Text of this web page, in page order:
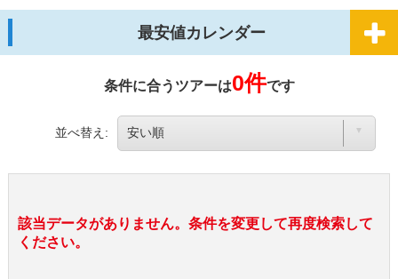
最安値カレンダー
条件に合うツアーは0件です
並べ替え:
該当データがありません。条件を変更して再度検索して
ください。